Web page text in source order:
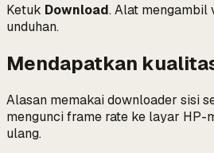
Ketuk Download. Alat mengambil
unduhan.
Mendapatkan
Alasan memakai downloader sisi
mengunci frame rate ke layar HP-
ulang.